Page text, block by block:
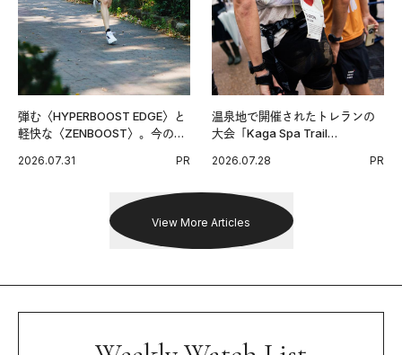
弾む〈HYPERBOOST EDGE〉と
軽快な〈ZENBOOST〉。今の時
出した新機軸。
2026.07.31 PR
温泉地で開催されたトレランの
大会「Kaga Spa Trail
戦を夢見るランナーたちの奮闘
2026.07.28 PR
View More Articles